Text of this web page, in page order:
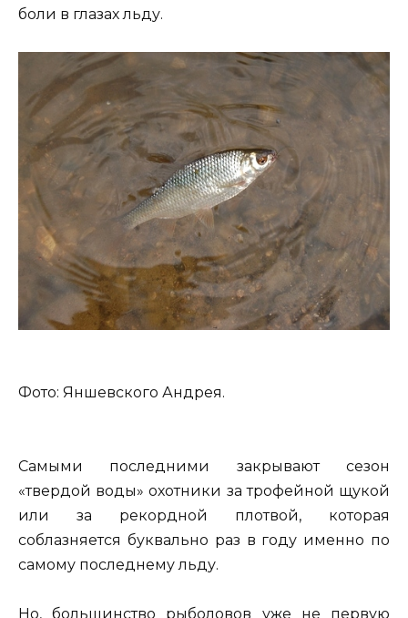
боли в глазах льду.
Фото: Яншевского Андрея.
Самыми последними закрывают сезон
«твердой воды» охотники за трофейной щукой
или за рекордной плотвой, которая
соблазняется буквально раз в году именно по
самому последнему льду.
Но, большинство рыболовов уже не первую